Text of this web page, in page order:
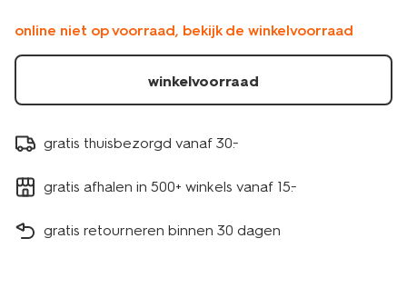
online niet op voorraad, bekijk de winkelvoorraad
winkelvoorraad
gratis thuisbezorgd vanaf 30.-
gratis afhalen in 500+ winkels vanaf 15.-
gratis retourneren binnen 30 dagen